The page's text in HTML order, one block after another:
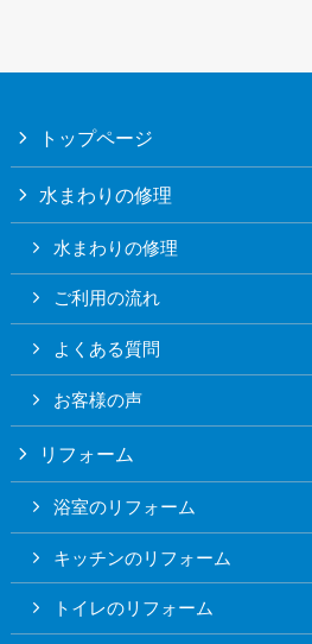
トップページ
水まわりの修理
水まわりの修理
ご利用の流れ
よくある質問
お客様の声
リフォーム
浴室のリフォーム
キッチンのリフォーム
トイレのリフォーム